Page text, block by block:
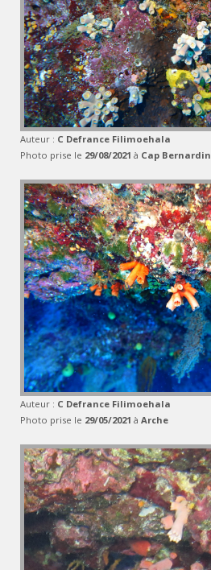
Auteur : C Defrance Filimoehala
Photo prise le 29/08/2021 à Cap Bernardin
Auteur : C Defrance Filimoehala
Photo prise le 29/05/2021 à Arche